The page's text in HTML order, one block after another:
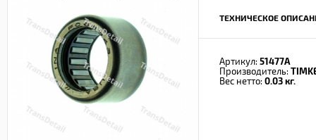
ТЕХНИЧЕСКОЕ
Артикул: 51477A
Производитель:
Вес нетто: 0.03 кг.